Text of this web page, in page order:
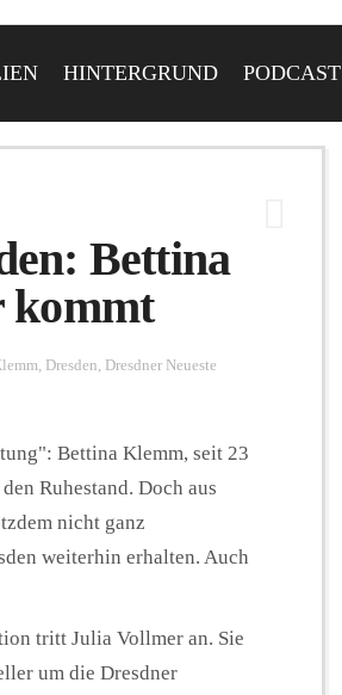
HINTERGRUND PODCAST
Bettina
kommt
, Dresden, Dresdner Neueste
Bettina Klemm, seit 23
Ruhestand. Doch aus
nicht ganz
weiterhin erhalten. Auch
tritt Julia Vollmer an. Sie
um die Dresdner